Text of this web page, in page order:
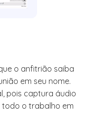
o anfitrião saiba
em seu nome.
pois captura áudio
todo o trabalho em